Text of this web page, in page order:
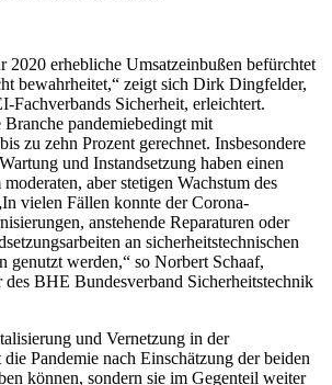
2020 erhebliche Umsatzeinbußen befürchtet
bewahrheitet,“ zeigt sich Dirk Dingfelder,
Fachverbands Sicherheit, erleichtert.
Branche pandemie­bedingt mit
zu zehn Prozent gerechnet. Insbesondere
und Instandsetzung haben einen
aber stetigen Wachstum des
vielen Fällen konnte der Corona-
anstehende Reparaturen oder
an sicherheitstechnischen
genutzt werden,“ so Norbert Schaaf,
des BHE Bundesverband Sicherheitstechnik
und Vernetzung in der
Pandemie nach Einschätzung der beiden
können, sondern sie im Gegenteil weiter